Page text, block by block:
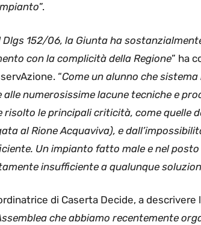
”.
152/06, la Giunta ha
con la complicità della Regione” ha
“Come un alunno che
numerosissime lacune tecniche e
risolto le principali criticità, come quelle
al Rione Acquaviva), e
Un impianto fatto male e nel
insufficiente a qualunque
di Caserta Decide, a descrivere
che abbiamo recentemente